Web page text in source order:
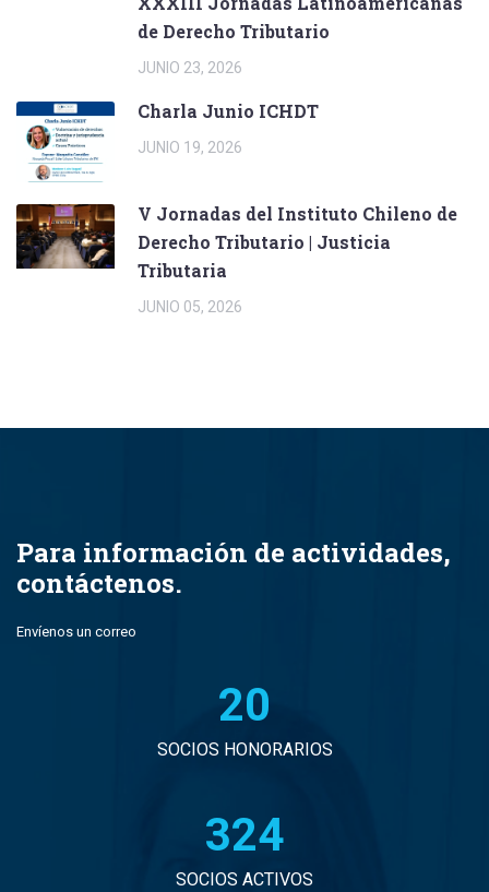
de Derecho Tributario
JUNIO 23, 2026
Charla Junio ICHDT
JUNIO 19, 2026
V Jornadas del Instituto Chileno de
Derecho Tributario | Justicia
Tributaria
JUNIO 05, 2026
Para información de actividades,
contáctenos.
Envíenos un correo
21
SOCIOS HONORARIOS
331
SOCIOS ACTIVOS